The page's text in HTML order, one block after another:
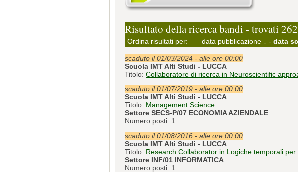
Risultato della ricerca bandi - trovati
Ordina risultati per: data pubblicazione ↓ - data
scaduto il 01/03/2024 - alle ore 00:00
Scuola IMT Alti Studi - LUCCA
Titolo: Collaboratore di ricerca in Neuroscientific
scaduto il 01/07/2019 - alle ore 00:00
Scuola IMT Alti Studi - LUCCA
Titolo: Management Science
Settore SECS-P/07 ECONOMIA AZIENDALE
Numero posti: 1
scaduto il 01/08/2016 - alle ore 00:00
Scuola IMT Alti Studi - LUCCA
Titolo: Research Collaborator in Logiche temporali
Settore INF/01 INFORMATICA
Numero posti: 1